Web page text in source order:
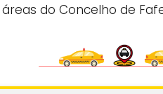
do Concelho de